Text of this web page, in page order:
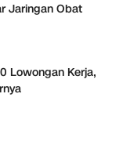
Jaringan Obat
Lowongan Kerja,